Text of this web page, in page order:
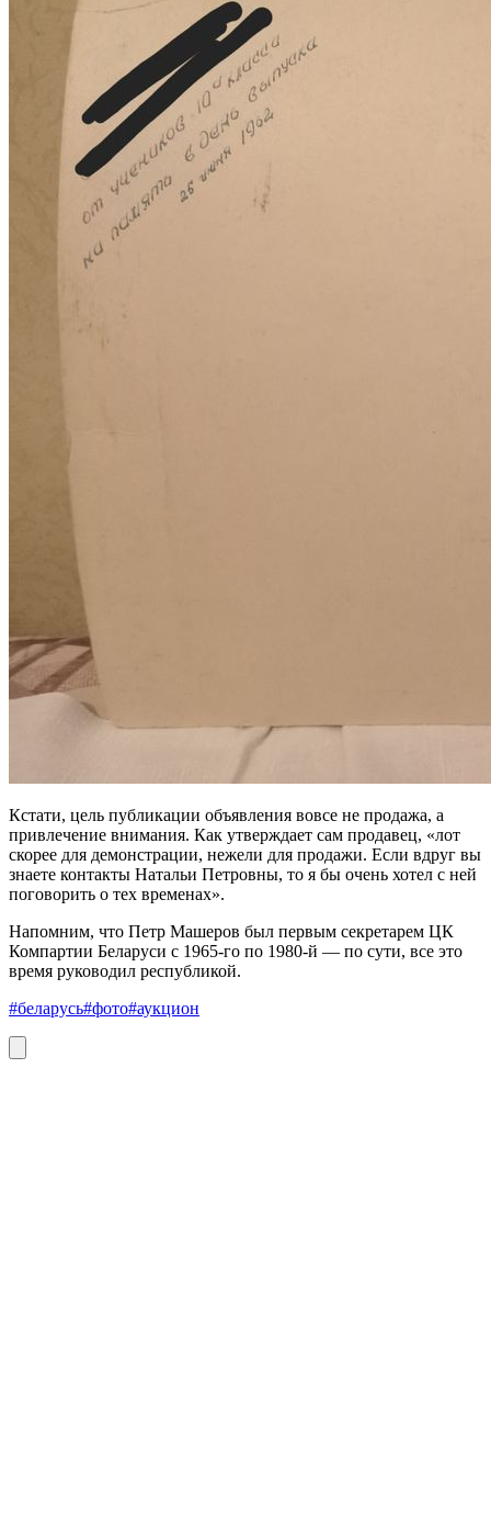
Кстати, цель публикации объявления вовсе не продажа, а
привлечение внимания. Как утверждает сам продавец, «лот
скорее для демонстрации, нежели для продажи. Если вдруг вы
знаете контакты Натальи Петровны, то я бы очень хотел с ней
поговорить о тех временах».
Напомним, что Петр Машеров был первым секретарем ЦК
Компартии Беларуси с 1965-го по 1980-й — по сути, все это
время руководил республикой.
#беларусь#фото#аукцион